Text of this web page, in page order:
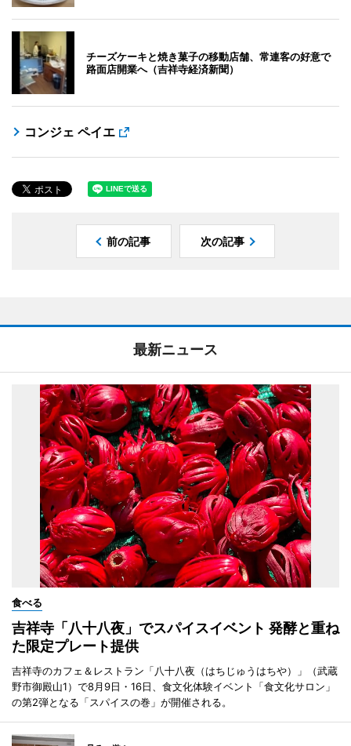
チーズケーキと焼き菓子の移動店舗、常連客の好意で
路面店開業へ（吉祥寺経済新聞）
コンジェ ペイエ
前の記事 次の記事
最新ニュース
食べる
吉祥寺「八十八夜」でスパイスイベント 発酵と重ね
た限定プレート提供
吉祥寺のカフェ＆レストラン「八十八夜（はちじゅうはちや）」（武蔵
野市御殿山1）で8月9日・16日、食文化体験イベント「食文化サロン」
の第2弾となる「スパイスの巻」が開催される。